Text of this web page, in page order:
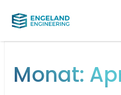
Monat: